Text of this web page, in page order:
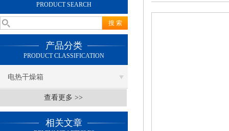
PRODUCT SEARCH
产品分类
PRODUCT CLASSIFICATION
电热干燥箱
查看更多 >>
相关文章